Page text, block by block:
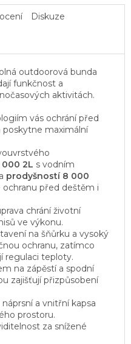
Diskuze
outdoorová bunda
funkčnost a
aktivitách.
vás ochrání před
maximální
000 2L s vodním
a prodyšností 8 000
ochranu před deštěm i
chrání životní
ve výkonu.
na šňůrku a vysoký
ochranu, zatímco
regulaci teploty.
na zápěstí a spodní
zajišťují přizpůsobení
a vnitřní kapsa
prostoru.
za snížené